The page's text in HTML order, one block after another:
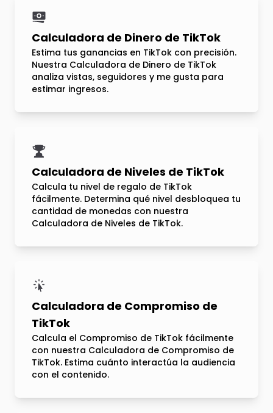
Calculadora de Dinero de TikTok
Estima tus ganancias en TikTok con precisión.
Nuestra Calculadora de Dinero de TikTok
analiza vistas, seguidores y me gusta para
estimar ingresos.
Calculadora de Niveles de TikTok
Calcula tu nivel de regalo de TikTok
fácilmente. Determina qué nivel desbloquea tu
cantidad de monedas con nuestra
Calculadora de Niveles de TikTok.
Calculadora de Compromiso de
TikTok
Calcula el Compromiso de TikTok fácilmente
con nuestra Calculadora de Compromiso de
TikTok. Estima cuánto interactúa la audiencia
con el contenido.